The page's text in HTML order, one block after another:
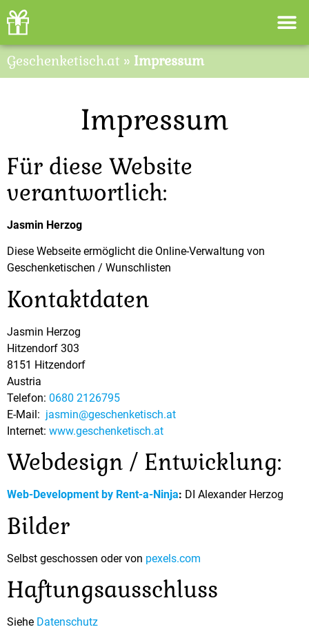
Geschenketisch.at » Impressum
Impressum
Für diese Website
verantwortlich:
Jasmin Herzog
Diese Webseite ermöglicht die Online-Verwaltung von
Geschenketischen / Wunschlisten
Kontaktdaten
Jasmin Herzog
Hitzendorf 303
8151 Hitzendorf
Austria
Telefon: 0680 2126795
E-Mail: jasmin@geschenketisch.at
Internet: www.geschenketisch.at
Webdesign / Entwicklung:
Web-Development by Rent-a-Ninja: DI Alexander Herzog
Bilder
Selbst geschossen oder von pexels.com
Haftungsausschluss
Siehe Datenschutz